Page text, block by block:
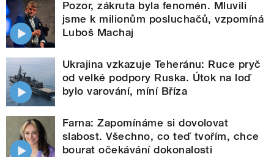
Pozor, zákruta byla fenomén. Mluvili
jsme k milionům posluchačů, vzpomíná
Luboš Machaj
Ukrajina vzkazuje Teheránu: Ruce pryč
od velké podpory Ruska. Útok na loď
bylo varování, míní Bříza
Farna: Zapomínáme si dovolovat
slabost. Všechno, co teď tvořím, chce
bourat očekávání dokonalosti